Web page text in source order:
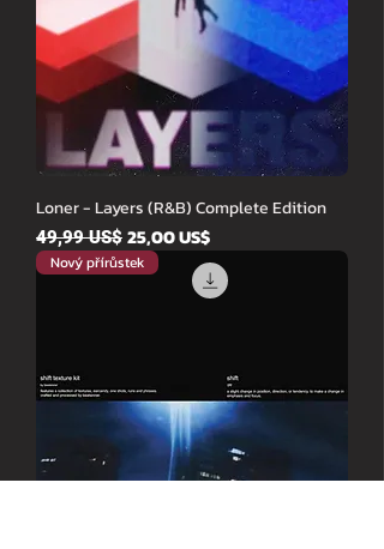
Loner - Layers (R&B) Complete Edition
Běžná cena
49,99 US$ Zvýhodněná cena
25,00 US$
Nový přírůstek